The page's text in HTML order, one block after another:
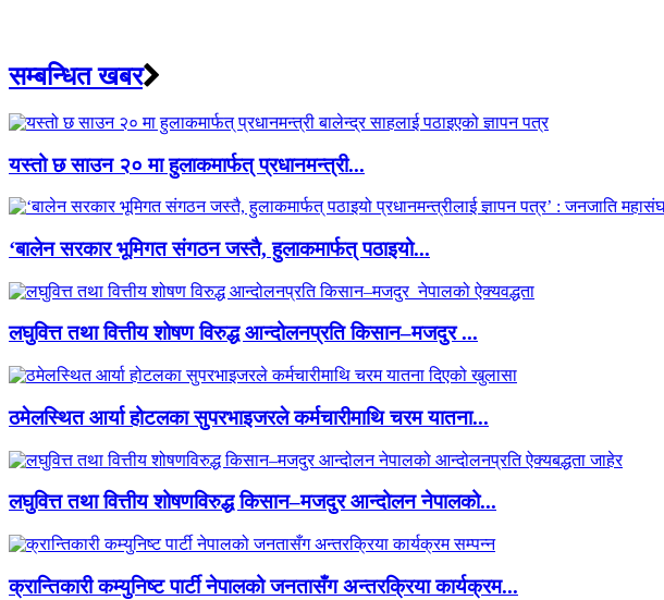
सम्बन्धित खबर
यस्तो छ साउन २० मा हुलाकमार्फत् प्रधानमन्त्री...
‘बालेन सरकार भूमिगत संगठन जस्तै, हुलाकमार्फत् पठाइयो...
लघुवित्त तथा वित्तीय शोषण विरुद्ध आन्दोलनप्रति किसान–मजदुर ...
ठमेलस्थित आर्या होटलका सुपरभाइजरले कर्मचारीमाथि चरम यातना...
लघुवित्त तथा वित्तीय शोषणविरुद्ध किसान–मजदुर आन्दोलन नेपालको...
क्रान्तिकारी कम्युनिष्ट पार्टी नेपालको जनतासँग अन्तरक्रिया कार्यक्रम...